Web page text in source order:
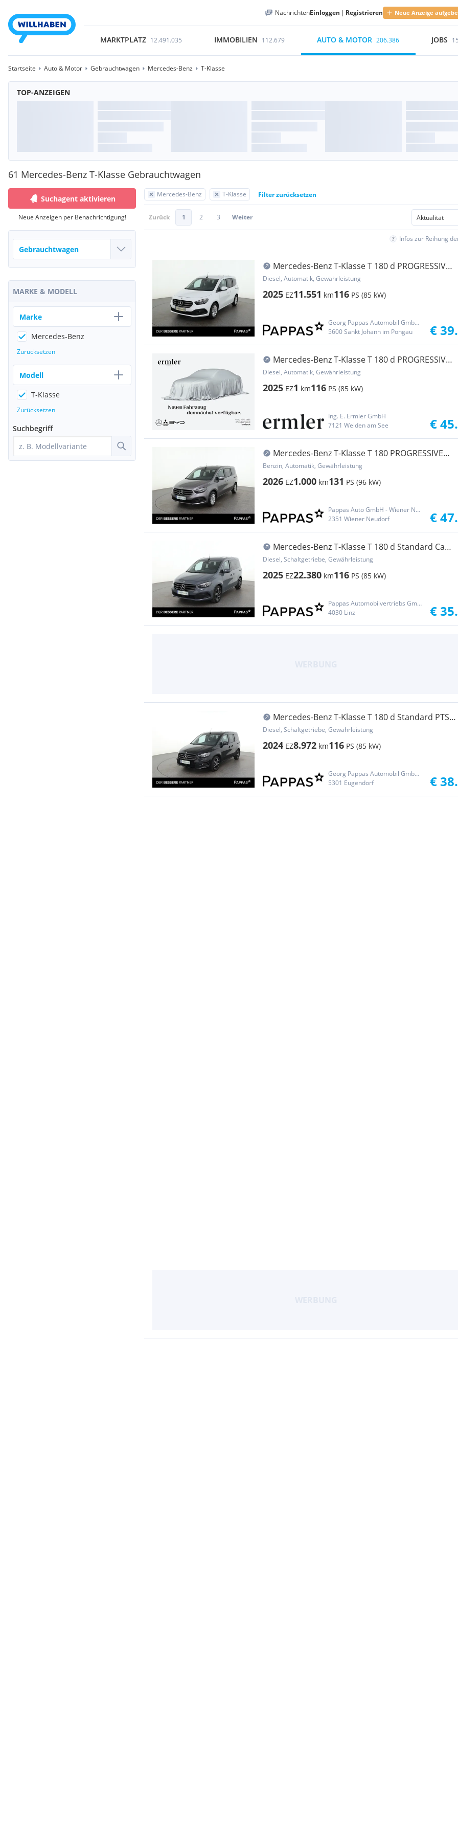
NachrichtenEinloggen | Registrieren Neue Anzeige
MARKTPLATZ 12.491.035 IMMOBILIEN 112.679 AUTO & MOTOR 206.386 JOBS
Startseite Auto & Motor Gebrauchtwagen Mercedes-Benz T-Klasse
TOP-ANZEIGEN
61 Mercedes-Benz T-Klasse Gebrauchtwagen
Mercedes-Benz T-Klasse Filter zurücksetzen
Zurück 1 2 3 Weiter
Infos zur Reihung
Mercedes-Benz T-Klasse T 180 d PROGRESSIVE
Standard Aut. Navi PTS Cam
Diesel, Automatik, Gewährleistung
2025 EZ11.551 km116 PS (85 kW)
Georg Pappas Automobil GmbH - St. Johann in Pongau
5600 Sankt Johann im Pongau
€
Mercedes-Benz T-Klasse T 180 d PROGRESSIVE
Standard Navi PTS DAB RKam
Diesel, Automatik, Gewährleistung
2025 EZ1 km116 PS (85 kW)
Ing. E. Ermler GmbH
7121 Weiden am See
€
Mercedes-Benz T-Klasse T 180 PROGRESSIVE
Lang Navi PTS Cam SHZ LED AHK
Benzin, Automatik, Gewährleistung
2026 EZ1.000 km131 PS (96 kW)
Pappas Auto GmbH - Wiener Neudorf
2351 Wiener Neudorf
€
Mercedes-Benz T-Klasse T 180 d Standard Cam
SHZ LED
Diesel, Schaltgetriebe, Gewährleistung
2025 EZ22.380 km116 PS (85 kW)
Pappas Automobilvertriebs GmbH - Linz
4030 Linz
€
Mercedes-Benz T-Klasse T 180 d Standard PTS
Navi Cam SHZ LED AHK
Diesel, Schaltgetriebe, Gewährleistung
2024 EZ8.972 km116 PS (85 kW)
Georg Pappas Automobil GmbH - Eugendorf
5301 Eugendorf
€
Suchagent aktivieren
Neue Anzeigen per Benachrichtigung!
MARKE & MODELL
Marke
Mercedes-Benz
Zurücksetzen
Modell
T-Klasse
Zurücksetzen
Suchbegriff